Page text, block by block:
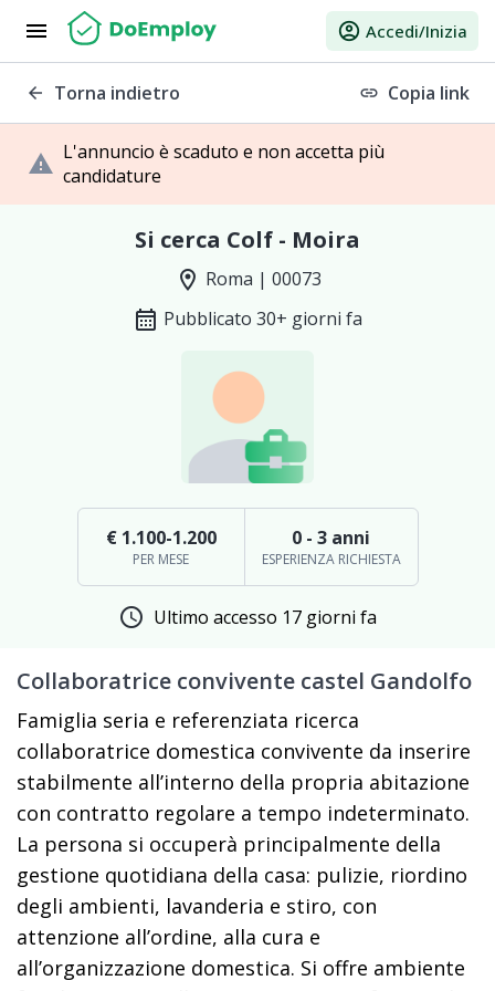
menu account_circle Accedi/Inizia
arrow_back Torna indietro link Copia link
warning L'annuncio è scaduto e non accetta più
candidature
Si cerca Colf - Moira
location_on Roma | 00073
calendar_month Pubblicato 30+ giorni fa
€ 1.100-1.200
PER MESE
0 - 3 anni
ESPERIENZA RICHIESTA
schedule Ultimo accesso 17 giorni fa
Collaboratrice convivente castel Gandolfo
Famiglia seria e referenziata ricerca
collaboratrice domestica convivente da inserire
stabilmente all’interno della propria abitazione
con contratto regolare a tempo indeterminato.
La persona si occuperà principalmente della
gestione quotidiana della casa: pulizie, riordino
degli ambienti, lavanderia e stiro, con
attenzione all’ordine, alla cura e
all’organizzazione domestica. Si offre ambiente